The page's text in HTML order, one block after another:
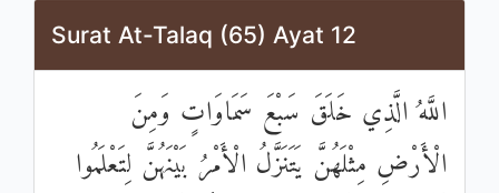
Surat At-Talaq (65) Ayat 12
اللَّهُ الَّذِي خَلَقَ سَبْعَ سَمَاوَاتٍ وَمِنَ
الْأَرْضِ مِثْلَهُنَّ يَتَنَزَّلُ الْأَمْرُ بَيْنَهُنَّ لِتَعْلَمُوا